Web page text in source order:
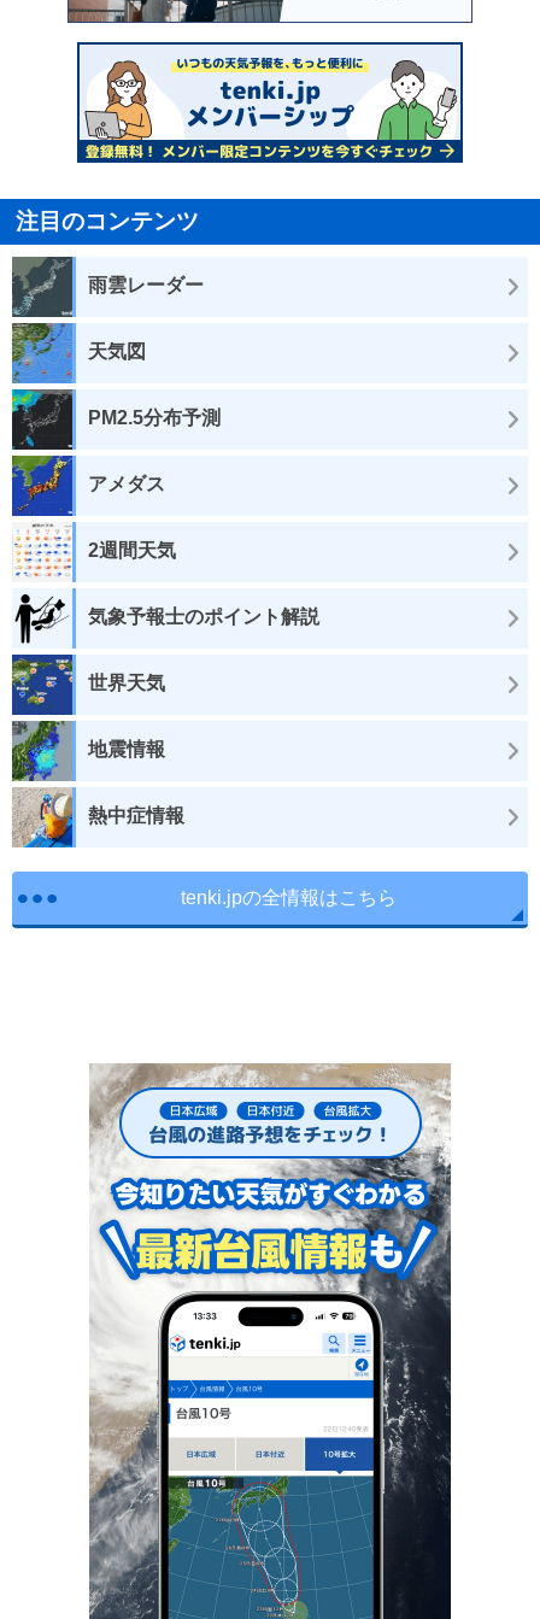
注目のコンテンツ
雨雲レーダー
天気図
PM2.5分布予測
アメダス
2週間天気
気象予報士のポイント解説
世界天気
地震情報
熱中症情報
tenki.jpの全情報はこちら